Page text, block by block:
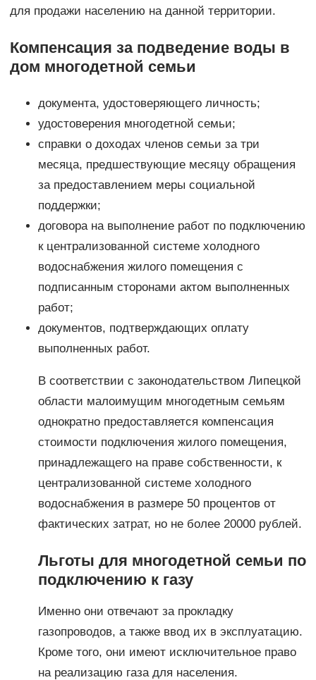
для продажи населению на данной территории.
Компенсация за подведение воды в
дом многодетной семьи
документа, удостоверяющего личность;
удостоверения многодетной семьи;
справки о доходах членов семьи за три
месяца, предшествующие месяцу обращения
за предоставлением меры социальной
поддержки;
договора на выполнение работ по подключению
к централизованной системе холодного
водоснабжения жилого помещения с
подписанным сторонами актом выполненных
работ;
документов, подтверждающих оплату
выполненных работ.
В соответствии с законодательством Липецкой
области малоимущим многодетным семьям
однократно предоставляется компенсация
стоимости подключения жилого помещения,
принадлежащего на праве собственности, к
централизованной системе холодного
водоснабжения в размере 50 процентов от
фактических затрат, но не более 20000 рублей.
Льготы для многодетной семьи по
подключению к газу
Именно они отвечают за прокладку
газопроводов, а также ввод их в эксплуатацию.
Кроме того, они имеют исключительное право
на реализацию газа для населения.